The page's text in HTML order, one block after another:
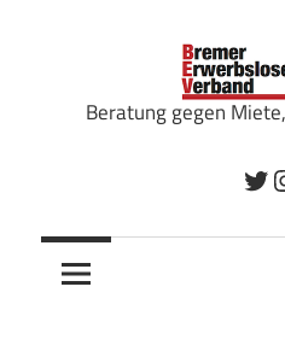
Bremer
Beratung gegen